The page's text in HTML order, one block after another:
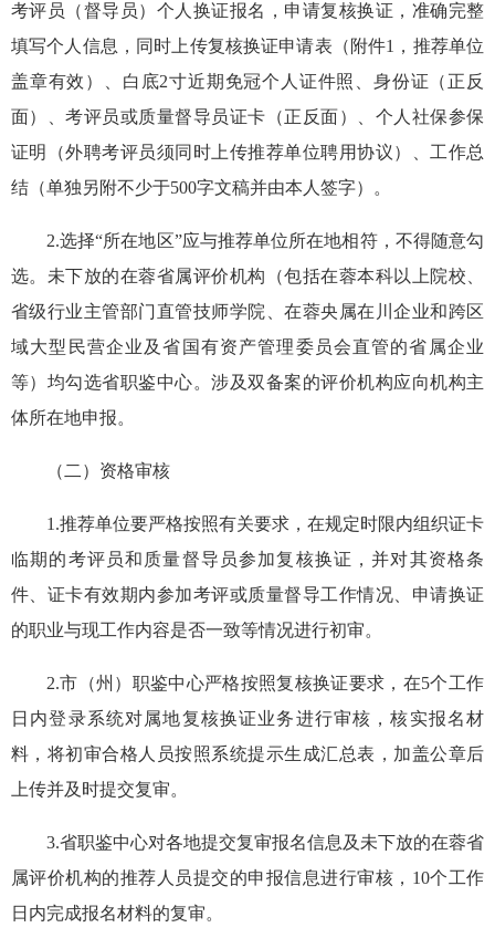
考评员（督导员）个人换证报名， 申请复核换证， 准确完整
填写个人信息 ， 同时上传复核换证申请表（附件1 ，推荐单位
盖章有效）、 白 底2寸近期免冠个人 证件照 、身份证 （正反
面）
、考评员或质量督导员证卡 （正反面）、个人社保参保
证明
（外聘考评员须同时 上传推荐单位聘用协议）、工作总
结（单独另附不少于500字文稿并由本人签字）。
2.选择“所在地区”应与推荐单位所在地相符，不得随意勾
选。 未下放的在蓉省属评价机构 （包括在蓉本科以上院校、
省级行业主管部门直管技师学院、在蓉央属在川企业和跨区
域大型民营企业及省国有资产管理委员会直管的省属企业
等） 均勾选省职鉴中心。涉及双备案的评价机构应向机构主
体所在地申报。
（二）资格审核
1.推荐单位要严格按照有关要求， 在规定时限内组织证卡
临期的考评员和质量督导员参加复核换证，并对其资格条
件 、证卡有效期内参加考评或质量督导工作情况、申请换证
的职业与现工作内容是否一致等情况进行初审。
2.市（州）职鉴中心严格按照复核换证要求 ，在5个工作
日内登录系统对属地复核换证业务进行审核 ，核实报名材
料 ，将初审合格人员按照系统提示生成汇总表，加盖公章后
上传并及时提交复审。
3.省职鉴中心对各地提交复审报名信息及 未下放的在蓉省
属评价机构的推荐人员提交的申报信息进行审核 ， 10个工作
日内完成报名材料的复审。